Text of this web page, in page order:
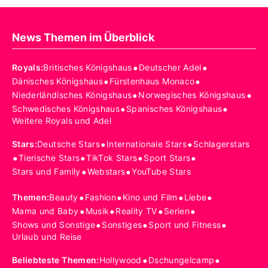
News Themen im Überblick
Royals:Britisches Königshaus•Deutscher Adel•
Dänisches Königshaus•Fürstenhaus Monaco•
Niederländisches Königshaus•Norwegisches Königshaus•
Schwedisches Königshaus•Spanisches Königshaus•
Weitere Royals und Adel
Stars:Deutsche Stars•Internationale Stars•Schlagerstars
•Tierische Stars•TikTok Stars•Sport Stars•
Stars und Family•Webstars•YouTube Stars
Themen:Beauty•Fashion•Kino und Film •Liebe•
Mama und Baby•Musik•Reality TV•Serien•
Shows und Sonstige•Sonstiges•Sport und Fitness•
Urlaub und Reise
Beliebteste Themen:Hollywood •Dschungelcamp•